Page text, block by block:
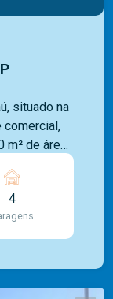
situado na
comercial,
m² de área
frente e
por 3
de
sala,
4